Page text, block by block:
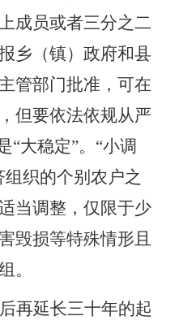
成员或者三分之二
乡（镇）政府和县
管部门批准，可在
但要依法依规从严
“大稳定”。 “小调
织的个别农户之
当调整，仅限于少
毁损等特殊情形且
。
再延长三十年的起